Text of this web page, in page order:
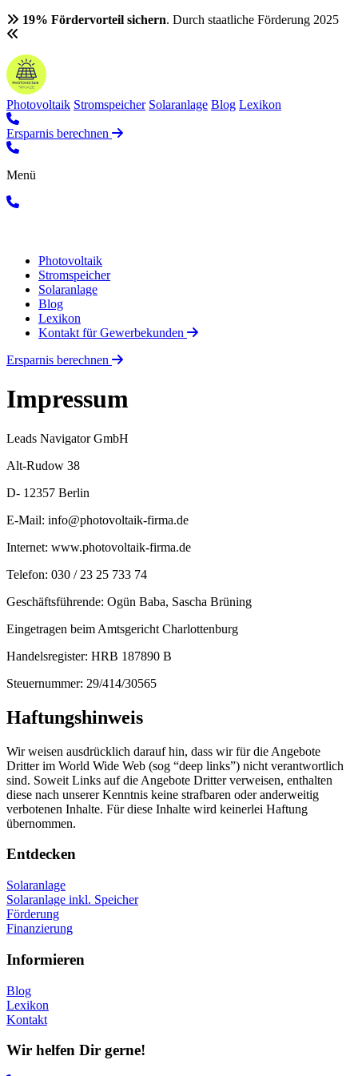
19% Fördervorteil sichern. Durch staatliche Förderung 2025
Photovoltaik Stromspeicher Solaranlage Blog Lexikon
Ersparnis berechnen
Menü
Photovoltaik
Stromspeicher
Solaranlage
Blog
Lexikon
Kontakt für Gewerbekunden
Ersparnis berechnen
Impressum
Leads Navigator GmbH
Alt-Rudow 38
D- 12357 Berlin
E-Mail: info@photovoltaik-firma.de
Internet: www.photovoltaik-firma.de
Telefon: 030 / 23 25 733 74
Geschäftsführende: Ogün Baba, Sascha Brüning
Eingetragen beim Amtsgericht Charlottenburg
Handelsregister: HRB 187890 B
Steuernummer: 29/414/30565
Haftungshinweis
Wir weisen ausdrücklich darauf hin, dass wir für die Angebote
Dritter im World Wide Web (sog “deep links”) nicht verantwortlich
sind. Soweit Links auf die Angebote Dritter verweisen, enthalten
diese nach unserer Kenntnis keine strafbaren oder anderweitig
verbotenen Inhalte. Für diese Inhalte wird keinerlei Haftung
übernommen.
Entdecken
Solaranlage
Solaranlage inkl. Speicher
Förderung
Finanzierung
Informieren
Blog
Lexikon
Kontakt
Wir helfen Dir gerne!